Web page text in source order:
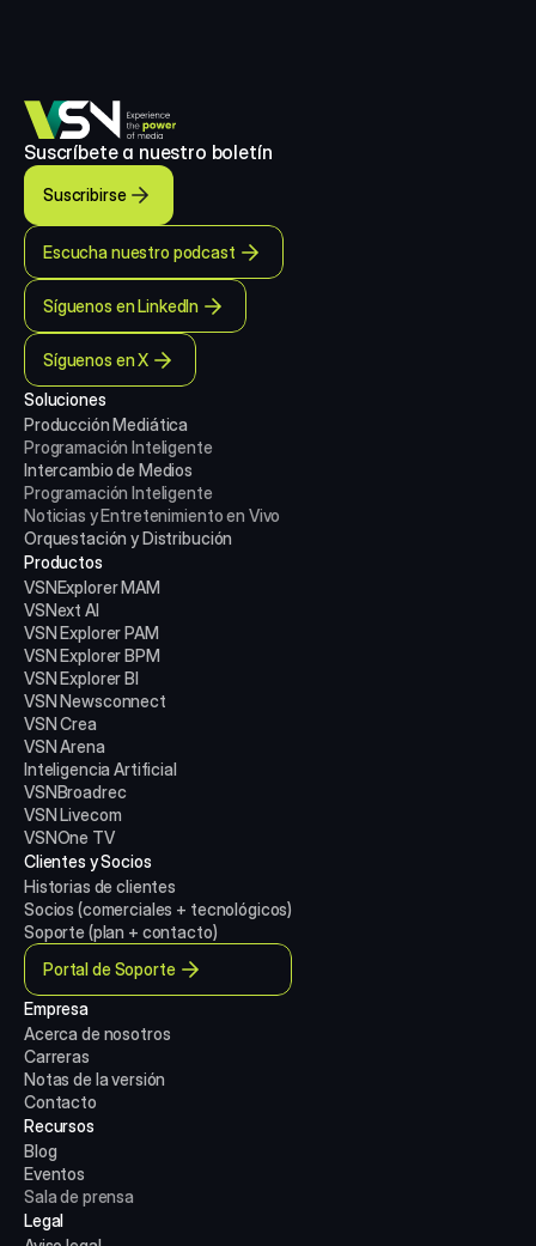
Suscríbete a nuestro boletín
Suscribirse
Escucha nuestro podcast
Síguenos en LinkedIn
Síguenos en X
Soluciones
Producción Mediática
Programación Inteligente
Intercambio de Medios
Programación Inteligente
Noticias y Entretenimiento en Vivo
Orquestación y Distribución
Productos
VSNExplorer MAM
VSNext AI
VSN Explorer PAM
VSN Explorer BPM
VSN Explorer BI
VSN Newsconnect
VSN Crea
VSN Arena
Inteligencia Artificial
VSNBroadrec
VSN Livecom
VSNOne TV
Clientes y Socios
Historias de clientes
Socios (comerciales + tecnológicos)
Soporte (plan + contacto)
Portal de Soporte
Empresa
Acerca de nosotros
Carreras
Notas de la versión
Contacto
Recursos
Blog
Eventos
Sala de prensa
Legal